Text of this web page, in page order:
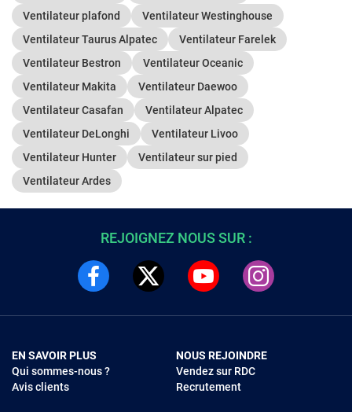
Ventilateur plafond
Ventilateur Westinghouse
Ventilateur Taurus Alpatec
Ventilateur Farelek
Ventilateur Bestron
Ventilateur Oceanic
Ventilateur Makita
Ventilateur Daewoo
Ventilateur Casafan
Ventilateur Alpatec
Ventilateur DeLonghi
Ventilateur Livoo
Ventilateur Hunter
Ventilateur sur pied
Ventilateur Ardes
REJOIGNEZ NOUS SUR :
EN SAVOIR PLUS
Qui sommes-nous ?
Avis clients
NOUS REJOINDRE
Vendez sur RDC
Recrutement